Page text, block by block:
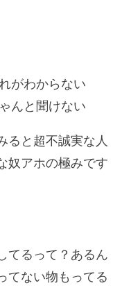
がわからない
んと聞けない
ると超不誠実な人
奴アホの極みです
てるって？あるん
てない物もってる